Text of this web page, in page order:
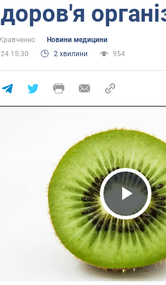
Новини медицини
15:30
2 хвилини 954
Play